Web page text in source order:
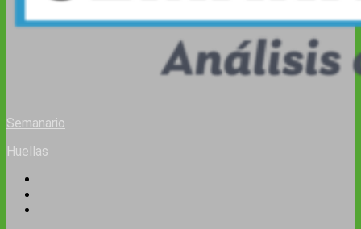
Semanario
Huellas